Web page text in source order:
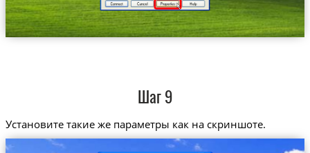
Шаг 9
Установите такие же параметры как на скриншоте.